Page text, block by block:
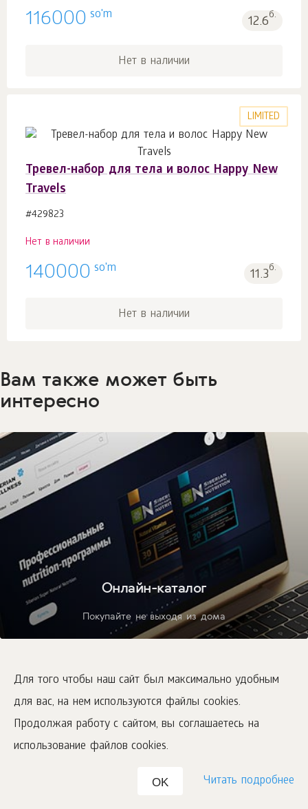
Для того чтобы наш сайт был максимально удобным
для вас, на нем используются файлы cookies.
Продолжая работу с сайтом, вы соглашаетесь на
использование файлов cookies.
OK Читать подробнее
116000 so'm 12.6б.
Нет в наличии
LIMITED
Тревел-набор для тела и волос Happy New
Travels
#429823
Нет в наличии
140000 so'm 11.3б.
Нет в наличии
Вам также может быть
интересно
Онлайн-каталог
Покупайте не выходя из дома